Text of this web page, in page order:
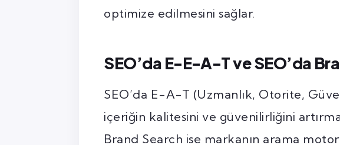
optimize edilmesini sağlar.
SEO’da E-E-A-T ve SEO’da
SEO’da E-A-T (Uzmanlık, Otorite,
içeriğin kalitesini ve güvenilirliğini
Brand Search ise markanın arama